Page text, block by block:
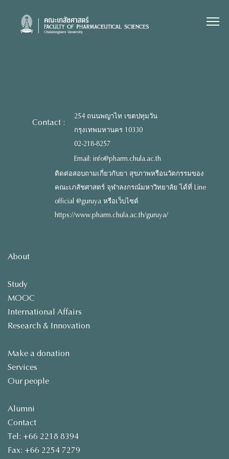
content
Contact :
254 ถนนพญาไท เขตปทุมวัน
กรุงเทพมหานคร 10330
02-218-8257
Email: info@pharm.chula.ac.th
ติดต่อสอบถามเกี่ยวกับยา สุขภาพหรือนวัตกรรมของ
คณะเภสัชศาสตร์ จุฬาลงกรณ์มหาวิทยาลัย ได้ที่ Line
official @guruya หรือเว็บไซต์
https://www.pharm.chula.ac.th/guruya/
About
Study
MOOC
International Affairs
Research & Innovation
Make a donation
Services
Our people
Alumni
Contact
Tel: +66 2218 8394
Fax: +66 2254 7279